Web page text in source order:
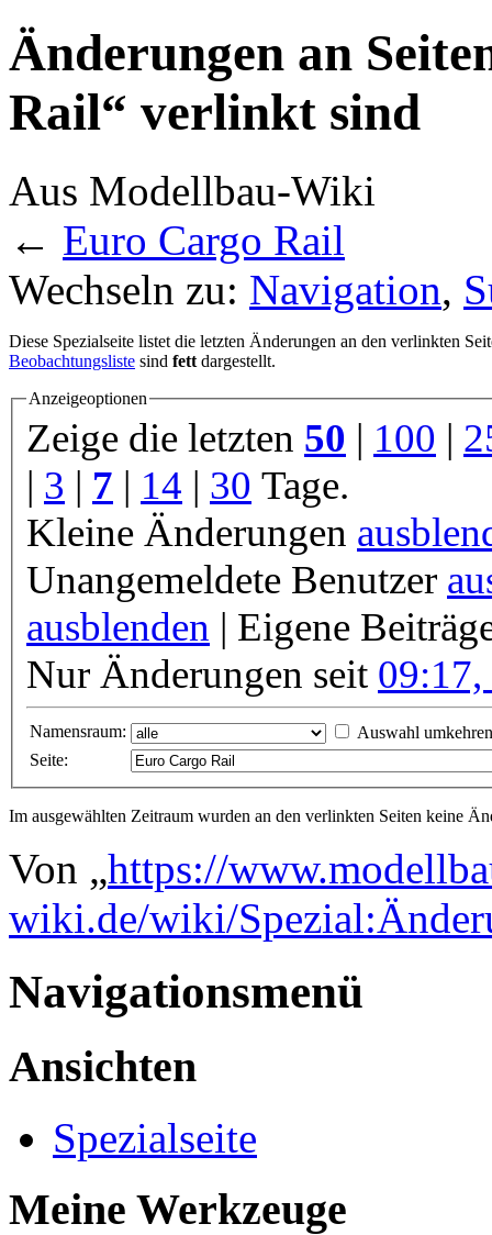
Änderungen an
Rail“ verlinkt sind
Aus Modellbau-Wiki
← Euro Cargo Rail
Wechseln zu: Navigation,
Diese Spezialseite listet die letzten Änderungen an den verlinkten
Beobachtungsliste sind fett dargestellt.
Anzeigeoptionen
Zeige die letzten 50 | 100 |
| 3 | 7 | 14 | 30 Tage.
Kleine Änderungen
Unangemeldete Benutzer
ausblenden | Eigene
Nur Änderungen seit
Namensraum:
Auswahl umkehren
Seite:
Im ausgewählten Zeitraum wurden an den verlinkten Seiten keine
Von „https://
wiki.de/wiki/
Navigationsmenü
Ansichten
Spezialseite
Meine Werkzeuge